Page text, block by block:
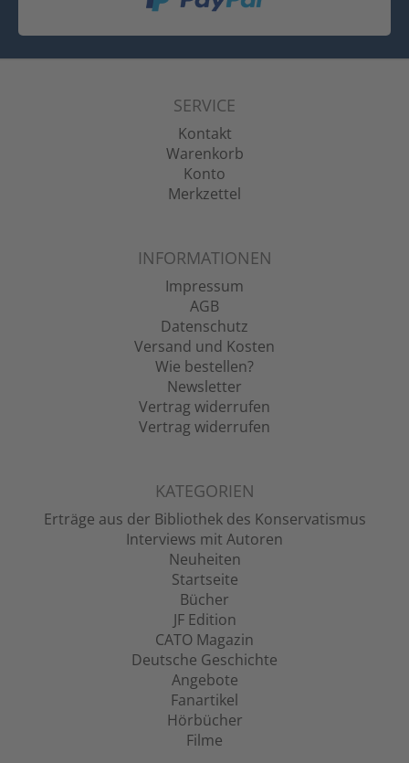
SERVICE
Kontakt
Warenkorb
Konto
Merkzettel
INFORMATIONEN
Impressum
AGB
Datenschutz
Versand und Kosten
Wie bestellen?
Newsletter
Vertrag widerrufen
Vertrag widerrufen
KATEGORIEN
Erträge aus der Bibliothek des Konservatismus
Interviews mit Autoren
Neuheiten
Startseite
Bücher
JF Edition
CATO Magazin
Deutsche Geschichte
Angebote
Fanartikel
Hörbücher
Filme